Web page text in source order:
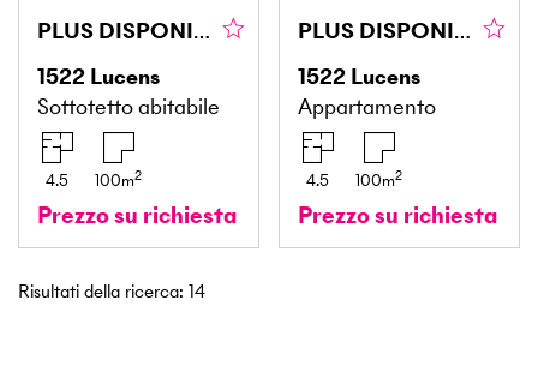
PLUS DISPONIBLE
1522 Lucens
Sottotetto abitabile
4.5 100m2
Prezzo su richiesta
PLUS DISPONIBLE
1522 Lucens
Appartamento
4.5 100m2
Prezzo su richiesta
Risultati della ricerca: 14